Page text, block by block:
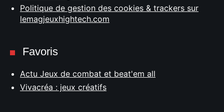
Politique de gestion des cookies & trackers sur
lemagjeuxhightech.com
Favoris
Actu Jeux de combat et beat'em all
Vivacréa : jeux créatifs